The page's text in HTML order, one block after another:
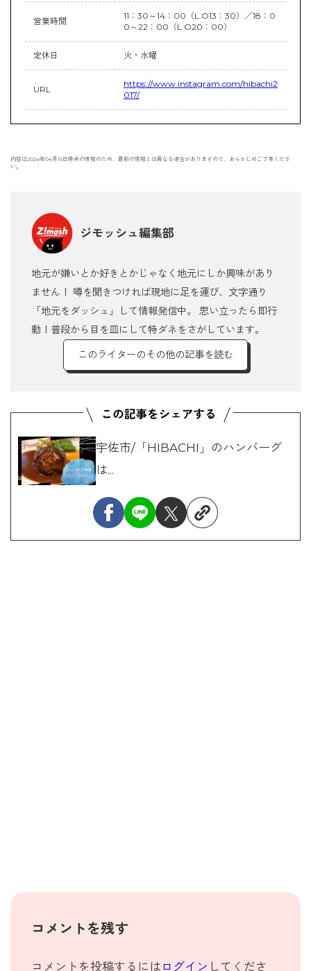
営業時間
11：30～14：00（L.O13：30）／18：0
0～22：00（L.O20：00）
定休日 火・水曜
URL
https://www.instagram.com/hibachi2
017/
内容は2024年04月15日時点の情報のため、最新の情報とは異なる場合がありますので、あらかじめご了承くださ
い。
ジモッシュ編集部
地元が嫌いとか好きとかじゃなく地元にしか興味があり
ません！ 噂を聞きつければ現地に足を運び、文字通り
「地元をダッシュ」して情報発信中。 思い立ったら即行
動！普段から目を皿にして特ダネをさがしています。
このライターのその他の記事を読む
宇佐市/「HIBACHI」のハンバーグ
は...
コメントを残す
コメントを投稿するには ログイン してくださ